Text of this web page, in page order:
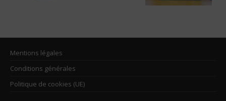
Mentions légales
Conditions générales
Politique de cookies (UE)